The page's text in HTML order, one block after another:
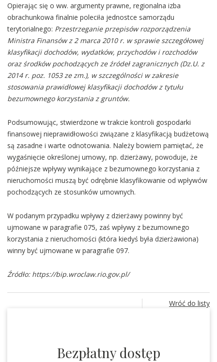
Opierając się o ww. argumenty prawne, regionalna izba
obrachunkowa finalnie poleciła jednostce samorządu
terytorialnego: Przestrzeganie przepisów rozporządzenia
Ministra Finansów z 2 marca 2010 r. w sprawie szczegółowej
klasyfikacji dochodów, wydatków, przychodów i rozchodów
oraz środków pochodzących ze źródeł zagranicznych (Dz.U. z
2014 r. poz. 1053 ze zm.), w szczególności w zakresie
stosowania prawidłowej klasyfikacji dochodów z tytułu
bezumownego korzystania z gruntów.
Podsumowując, stwierdzone w trakcie kontroli gospodarki
finansowej nieprawidłowości związane z klasyfikacją budżetową
są zasadne i warte odnotowania. Należy bowiem pamiętać, że
wygaśnięcie określonej umowy, np. dzierżawy, powoduje, że
późniejsze wpływy wynikające z bezumownego korzystania z
nieruchomości muszą być odrębnie klasyfikowanie od wpływów
pochodzących ze stosunków umownych.
W podanym przypadku wpływy z dzierżawy powinny być
ujmowane w paragrafie 075, zaś wpływy z bezumownego
korzystania z nieruchomości (która kiedyś była dzierżawiona)
winny być ujmowane w paragrafie 097.
Źródło: https://bip.wroclaw.rio.gov.pl/
Wróć do listy
Bezpłatny dostęp